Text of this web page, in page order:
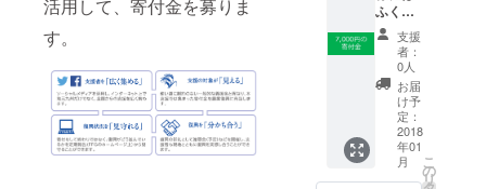
活用して、寄付金を募りま
す。
ふくお
かフィ
ナン
シャル
グルー
プより
お礼の
メッ
セージ
をお送
りしま
支援
者：
0人
お届
け予
定：
2018
年01
月
こ
の
リ